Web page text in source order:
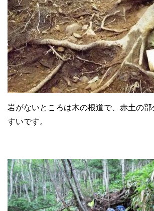
岩がないところは木の根道で、赤土の
すいです。